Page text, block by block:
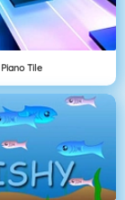
Piano Tile